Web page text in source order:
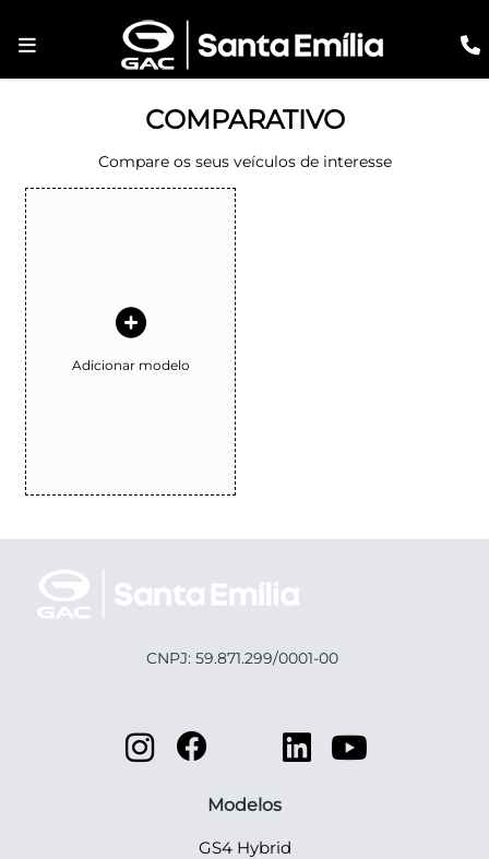
COMPARATIVO
Compare os seus veículos de interesse
Adicionar modelo
CNPJ: 59.871.299/0001-00
Modelos
GS4 Hybrid